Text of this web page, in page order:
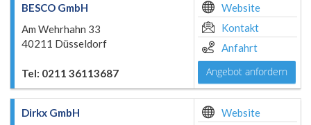
BESCO GmbH
Am Wehrhahn 33
40211 Düsseldorf
Tel: 0211 36113687
Website
Kontakt
Anfahrt
Angebot anfordern
Dirkx GmbH
Website